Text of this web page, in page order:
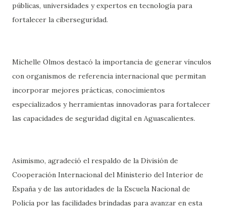
públicas, universidades y expertos en tecnología para
fortalecer la ciberseguridad.
Michelle Olmos destacó la importancia de generar vínculos
con organismos de referencia internacional que permitan
incorporar mejores prácticas, conocimientos
especializados y herramientas innovadoras para fortalecer
las capacidades de seguridad digital en Aguascalientes.
Asimismo, agradeció el respaldo de la División de
Cooperación Internacional del Ministerio del Interior de
España y de las autoridades de la Escuela Nacional de
Policía por las facilidades brindadas para avanzar en esta